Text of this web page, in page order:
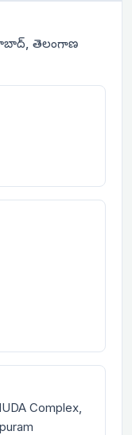
తెలంగాణ
Complex,